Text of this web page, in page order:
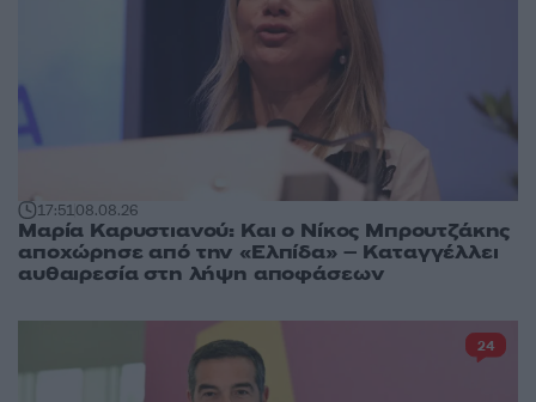
17:5108.08.26
Μαρία Καρυστιανού: Και ο Νίκος Μπρουτζάκης
αποχώρησε από την «Ελπίδα» – Καταγγέλλει
αυθαιρεσία στη λήψη αποφάσεων
24